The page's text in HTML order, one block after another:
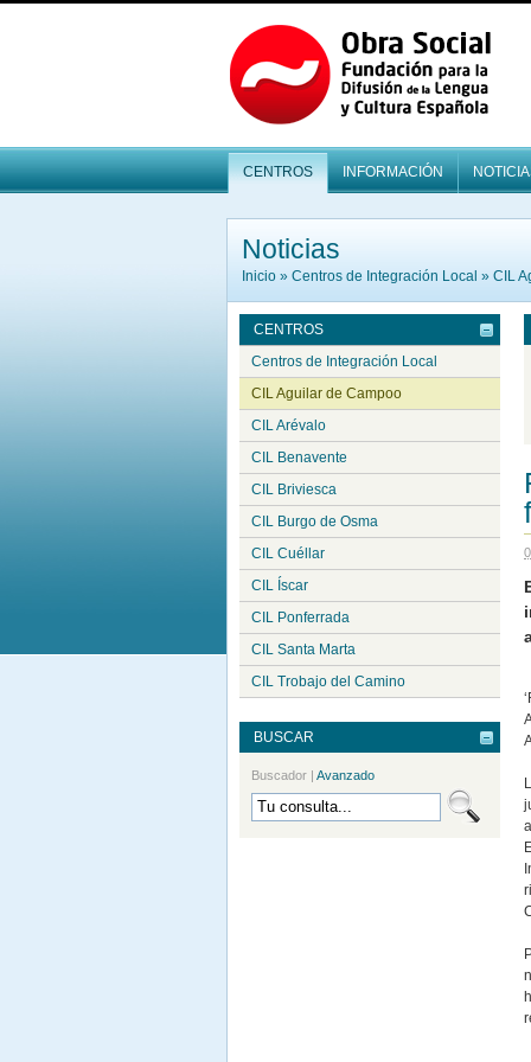
CENTROS INFORMACIÓN
Noticias
Inicio » Centros de Integración Local » CIL
CENTROS
Centros de Integración Local
CIL Aguilar de Campoo
CIL Arévalo
CIL Benavente
CIL Briviesca
CIL Burgo de Osma
CIL Cuéllar
CIL Íscar
CIL Ponferrada
CIL Santa Marta
CIL Trobajo del Camino
BUSCAR
Buscador | Avanzado